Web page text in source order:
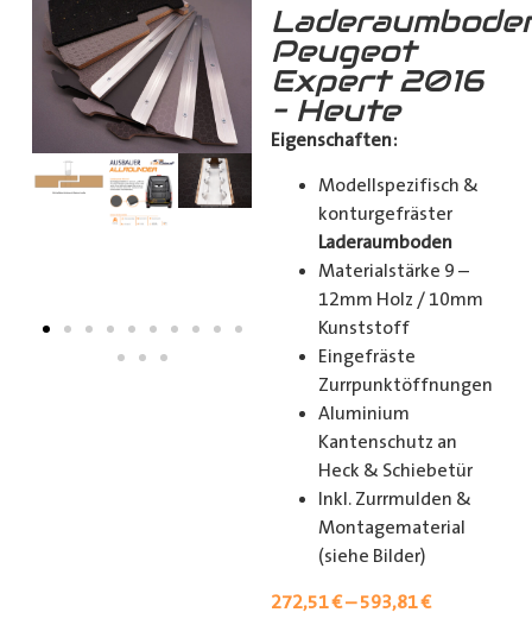
Peugeot
Expert 2016
– Heute
Eigenschaften:
Modellspezifisch &
konturgefräster
Laderaumboden
Materialstärke 9 –
12mm Holz / 10mm
Kunststoff
Eingefräste
Zurrpunktöffnungen
Aluminium
Kantenschutz an
Heck & Schiebetür
Inkl. Zurrmulden &
Montagematerial
(siehe Bilder)
272,51€–593,81€